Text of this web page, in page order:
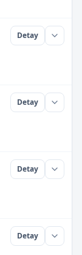
Detay
Detay
Detay
Detay